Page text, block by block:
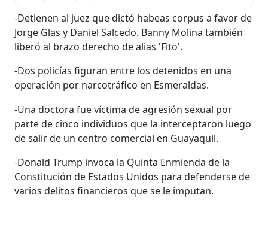
-Detienen al juez que dictó habeas corpus a favor de
Jorge Glas y Daniel Salcedo. Banny Molina también
liberó al brazo derecho de alias 'Fito'.
-Dos policías figuran entre los detenidos en una
operación por narcotráfico en Esmeraldas.
-Una doctora fue víctima de agresión sexual por
parte de cinco individuos que la interceptaron luego
de salir de un centro comercial en Guayaquil.
-Donald Trump invoca la Quinta Enmienda de la
Constitución de Estados Unidos para defenderse de
varios delitos financieros que se le imputan.